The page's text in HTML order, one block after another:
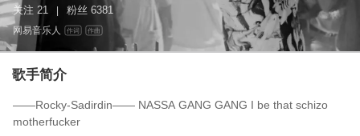
关注 21 粉丝 6381
网易音乐人 作词 作曲
歌手简介
——Rocky-Sadirdin—— NASSA GANG GANG I be that schizo
motherfucker